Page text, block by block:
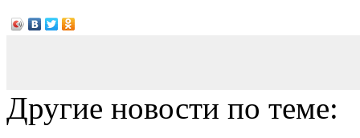
Другие новости по теме: